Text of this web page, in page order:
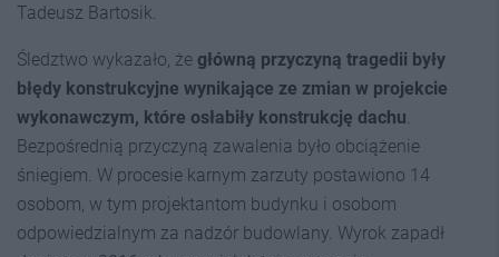
Tadeusz Bartosik.
Śledztwo wykazało, że główną przyczyną tragedii były
błędy konstrukcyjne wynikające ze zmian w projekcie
wykonawczym, które osłabiły konstrukcję dachu
Bezpośrednią przyczyną zawalenia było obciążenie
śniegiem. W procesie karnym zarzuty postawiono 14
osobom, w tym projektantom budynku i osobom
odpowiedzialnym za nadzór budowlany. Wyrok zapadł